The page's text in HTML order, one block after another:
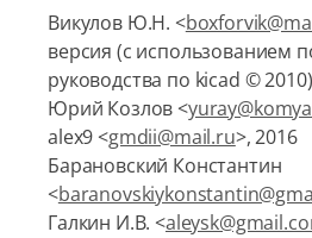
Викулов Ю.Н. <
версия (с использованием
руководства по kicad © 2010)
Юрий Козлов <
alex9 <gmdii@mail.ru>, 2016
Барановский Константин
<
Галкин И.В. <